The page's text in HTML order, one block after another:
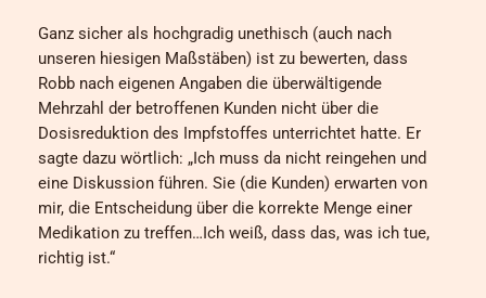
Ganz sicher als hochgradig unethisch (auch nach
unseren hiesigen Maßstäben) ist zu bewerten, dass
Robb nach eigenen Angaben die überwältigende
Mehrzahl der betroffenen Kunden nicht über die
Dosisreduktion des Impfstoffes unterrichtet hatte. Er
sagte dazu wörtlich: „Ich muss da nicht reingehen und
eine Diskussion führen. Sie (die Kunden) erwarten von
mir, die Entscheidung über die korrekte Menge einer
Medikation zu treffen…Ich weiß, dass das, was ich tue,
richtig ist.“